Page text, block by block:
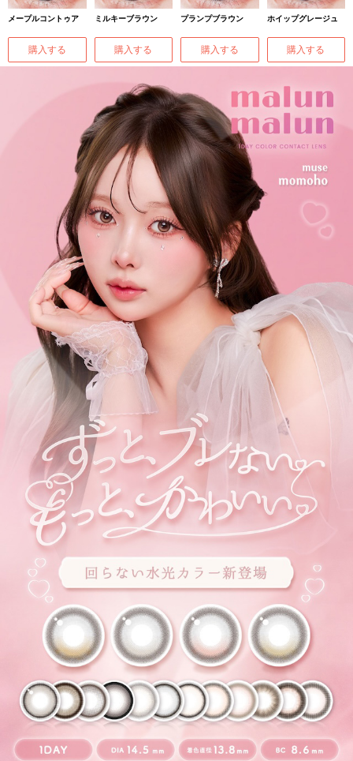
メープルコントゥア
購入する
ミルキーブラウン
購入する
プランプブラウン
購入する
ホイップグレージュ
購入する